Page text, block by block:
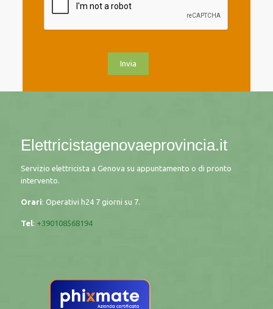
Elettricistagenovaeprovincia.it
Servizio elettricista a Genova su appuntamento o di pronto
intervento.
Orari: Operativi h24 7 giorni su 7.
Tel: +390108568194